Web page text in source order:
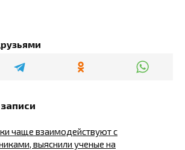
чаще взаимодействуют с
выяснили ученые на